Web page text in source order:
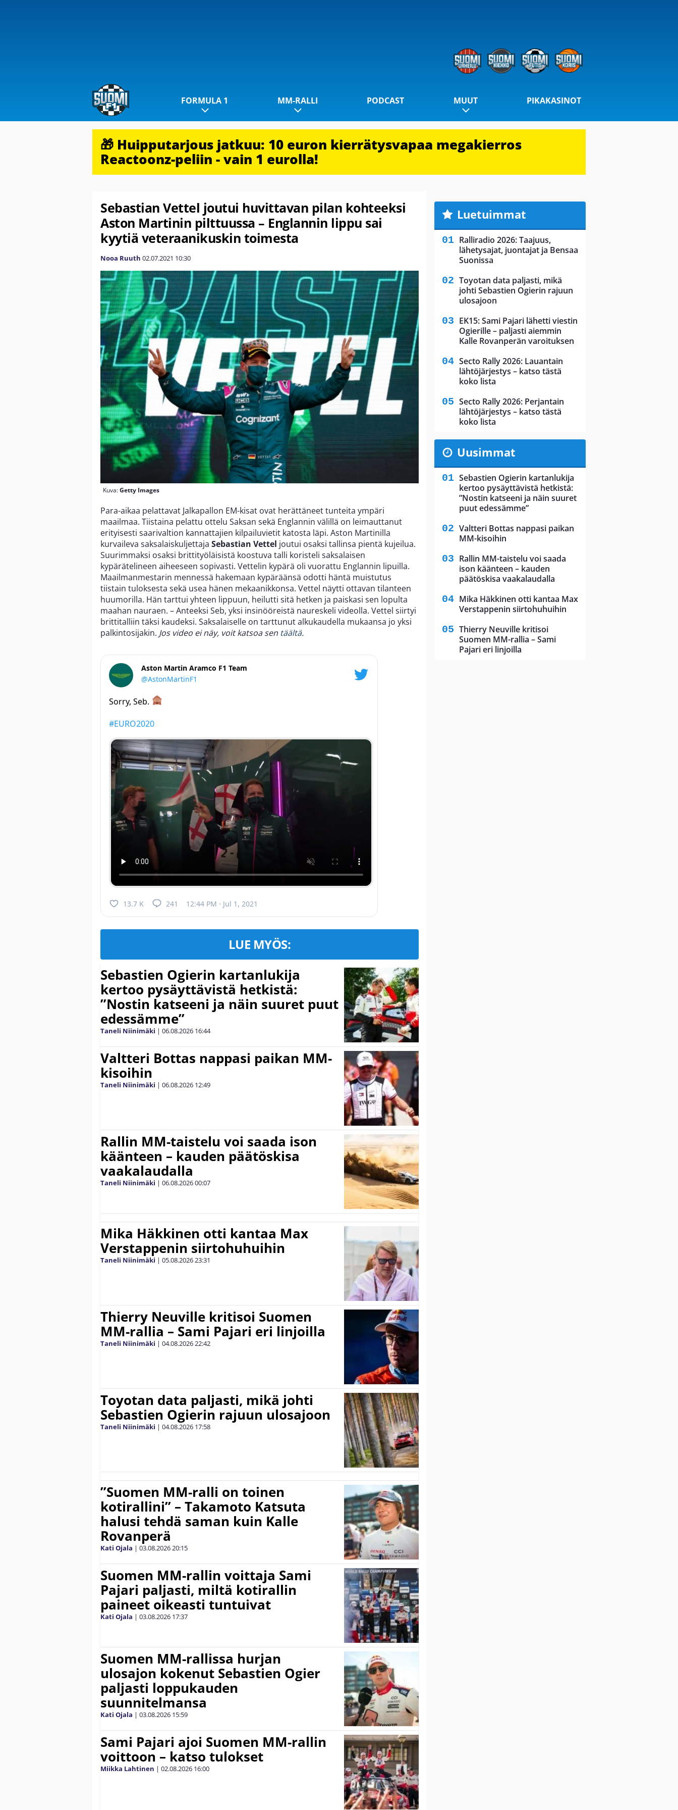
FORMULA 1 MM-RALLI PODCAST MUUT PIKAKASINOT
🎁 Huipputarjous jatkuu: 10 euron kierrätysvapaa megakierros
Reactoonz-peliin - vain 1 eurolla!
Sebastian Vettel joutui huvittavan pilan kohteeksi
Aston Martinin pilttuussa – Englannin lippu sai
kyytiä veteraanikuskin toimesta
Nooa Ruuth 02.07.2021 10:30
Kuva:Getty Images
Para-aikaa pelattavat Jalkapallon EM-kisat ovat herättäneet tunteita ympäri
maailmaa. Tiistaina pelattu ottelu Saksan sekä Englannin välillä on leimauttanut
erityisesti saarivaltion kannattajien kilpailuvietit katosta läpi. Aston Martinilla
kurvaileva saksalaiskuljettaja Sebastian Vettel joutui osaksi tallinsa pientä kujeilua.
Suurimmaksi osaksi brittityöläisistä koostuva talli koristeli saksalaisen
kypärätelineen aiheeseen sopivasti. Vettelin kypärä oli vuorattu Englannin lipuilla.
Maailmanmestarin mennessä hakemaan kypäräänsä odotti häntä muistutus
tiistain tuloksesta sekä usea hänen mekaanikkonsa. Vettel näytti ottavan tilanteen
huumorilla. Hän tarttui yhteen lippuun, heilutti sitä hetken ja paiskasi sen lopulta
maahan nauraen. – Anteeksi Seb, yksi insinööreistä naureskeli videolla. Vettel siirtyi
brittitalliin täksi kaudeksi. Saksalaiselle on tarttunut alkukaudella mukaansa jo yksi
palkintosijakin. Jos video ei näy, voit katsoa sen täältä.
Aston Martin Aramco F1 Team
@AstonMartinF1
Sorry, Seb.
#EURO2020
13.7 K 241 12:44 PM · Jul 1, 2021
LUE MYÖS:
Sebastien Ogierin kartanlukija
kertoo pysäyttävistä hetkistä:
”Nostin katseeni ja näin suuret puut
edessämme”
Taneli Niinimäki | 06.08.2026 16:44
Valtteri Bottas nappasi paikan MM-
kisoihin
Taneli Niinimäki | 06.08.2026 12:49
Rallin MM-taistelu voi saada ison
käänteen – kauden päätöskisa
vaakalaudalla
Taneli Niinimäki | 06.08.202600:07
Mika Häkkinen otti kantaa Max
Verstappenin siirtohuhuihin
Taneli Niinimäki | 05.08.202623:31
Thierry Neuville kritisoi Suomen
MM-rallia – Sami Pajari eri linjoilla
Taneli Niinimäki | 04.08.202622:42
Toyotan data paljasti, mikä johti
Sebastien Ogierin rajuun ulosajoon
Taneli Niinimäki | 04.08.2026 17:58
”Suomen MM-ralli on toinen
kotirallini” – Takamoto Katsuta
halusi tehdä saman kuin Kalle
Rovanperä
Kati Ojala | 03.08.202620:15
Suomen MM-rallin voittaja Sami
Pajari paljasti, miltä kotirallin
paineet oikeasti tuntuivat
Kati Ojala | 03.08.2026 17:37
Suomen MM-rallissa hurjan
ulosajon kokenut Sebastien Ogier
paljasti loppukauden
suunnitelmansa
Kati Ojala | 03.08.2026 15:59
Sami Pajari ajoi Suomen MM-rallin
voittoon – katso tulokset
Miikka Lahtinen | 02.08.2026 16:00
Luetuimmat
Ralliradio 2026: Taajuus,
lähetysajat, juontajat ja Bensaa
Suonissa
Toyotan data paljasti, mikä
johti Sebastien Ogierin rajuun
ulosajoon
EK15: Sami Pajari lähetti viestin
Ogierille – paljasti aiemmin
Kalle Rovanperän varoituksen
Secto Rally 2026: Lauantain
lähtöjärjestys – katso tästä
koko lista
Secto Rally 2026: Perjantain
lähtöjärjestys – katso tästä
koko lista
Uusimmat
Sebastien Ogierin kartanlukija
kertoo pysäyttävistä hetkistä:
”Nostin katseeni ja näin suuret
puut edessämme”
Valtteri Bottas nappasi paikan
MM-kisoihin
Rallin MM-taistelu voi saada
ison käänteen – kauden
päätöskisa vaakalaudalla
Mika Häkkinen otti kantaa Max
Verstappenin siirtohuhuihin
Thierry Neuville kritisoi
Suomen MM-rallia – Sami
Pajari eri linjoilla